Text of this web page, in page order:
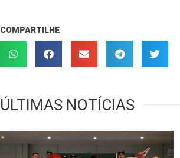
COMPARTILHE
ÚLTIMAS NOTÍCIAS